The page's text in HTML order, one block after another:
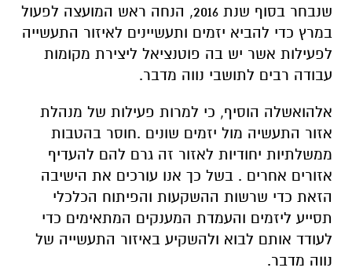
שנבחר בסוף שנת 2016, הנחה ראש המועצה לפעול
במרץ כדי להביא יזמים ותעשיינים לאיזור התעשייה
לפעילות אשר יש בה פוטנציאל ליצירת מקומות
עבודה רבים לתושבי נווה מדבר.
אלהואשלה הוסיף, כי למרות פעילות של מנהלת
אזור התעשיה מול יזמים שונים .חוסר בהטבות
ממשלתיות יחודיות לאזור זה גרם להם להעדיף
אזורים אחרים . בשל כך אנו עורכים את הישיבה
הזאת כדי שרשות ההשקעות והפיתוח הכלכלי
תסייע ליזמים והעמדת המענקים המתאימים כדי
לעודד אותם לבוא ולהשקיע באיזור התעשייה של
נווה מדבר.